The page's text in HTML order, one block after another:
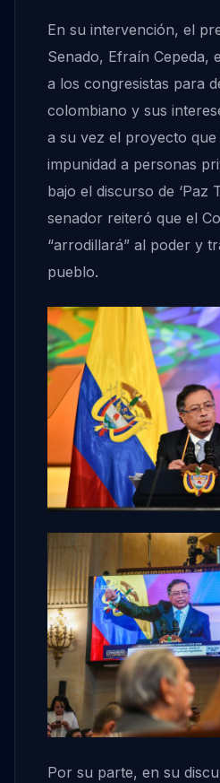
En su intervención, el
Senado, Efraín Cepeda,
a los congresistas para
colombiano y sus
a su vez el proyecto
impunidad a personas
bajo el discurso de ‘Paz
senador reiteró que el
“arrodillará” al poder y
pueblo.
Por su parte, en su